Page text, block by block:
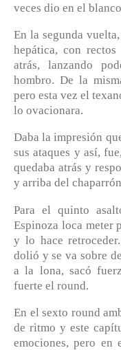
veces dio en el
En la segunda
hepática, con
atrás, lanzando
hombro. De la
pero esta vez el
lo ovacionara.
Daba la impresión
sus ataques y así,
quedaba atrás y
y arriba del
Para el quinto
Espinoza loca meter
y lo hace
dolió y se va sobre
a la lona, sacó
fuerte el round.
En el sexto round
de ritmo y este
emociones, pero en